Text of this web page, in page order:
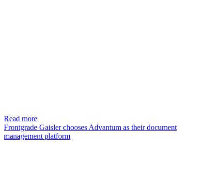
Read more
Frontgrade Gaisler chooses Advantum as their document
management platform